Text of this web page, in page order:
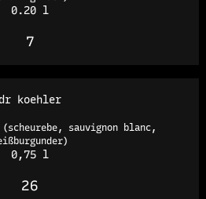
0.20 l
7
dr koehler
sauvignon blanc,
0,75 l
26